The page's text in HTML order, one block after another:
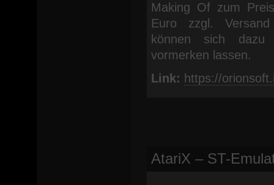
Making Of zum
Euro zzgl.
können sich dazu
vormerken lassen.
Link: https://
AtariX – ST-